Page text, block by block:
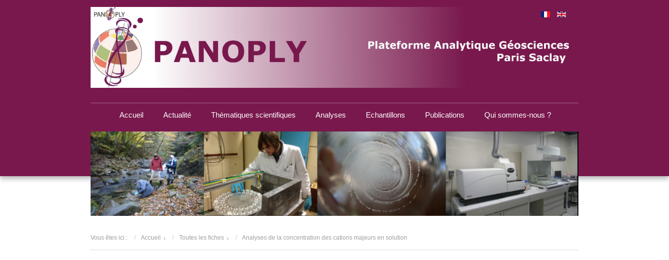
Accueil Actualité Thématiques scientifiques Analyses Echantillons Publications Qui sommes-nous ?
Vous êtes ici : Accueil Toutes les fiches Analyses de la concentration des cations majeurs en solution